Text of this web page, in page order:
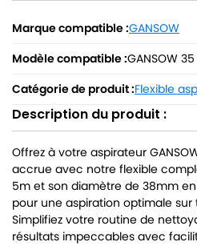
Marque compatible :GANSOW
Modèle compatible :GANSOW 35
Catégorie de produit :Flexible
Description du produit :
Offrez à votre aspirateur
accrue avec notre flexible
5m et son diamètre de 38mm
pour une aspiration optimale sur
Simplifiez votre routine de
résultats impeccables avec